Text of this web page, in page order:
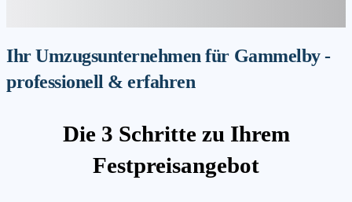
Ihr Umzugsunternehmen für Gammelby -
professionell & erfahren
Die 3 Schritte zu Ihrem
Festpreisangebot